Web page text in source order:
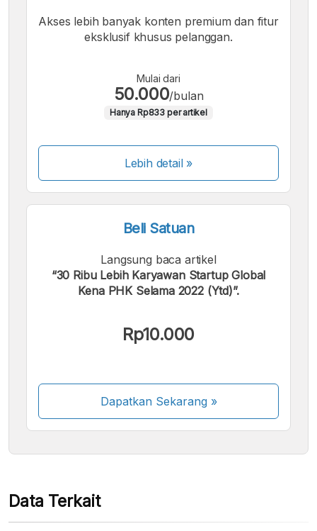
Akses lebih banyak konten premium dan fitur
eksklusif khusus pelanggan.
Mulai dari
50.000/bulan
Hanya Rp833 per artikel
Lebih detail »
Beli Satuan
Langsung baca artikel
“30 Ribu Lebih Karyawan Startup Global
Kena PHK Selama 2022 (Ytd)”.
Rp10.000
Dapatkan Sekarang»
Beberapa metode pembayaran masih dalam
proses aktivasi.
Data Terkait